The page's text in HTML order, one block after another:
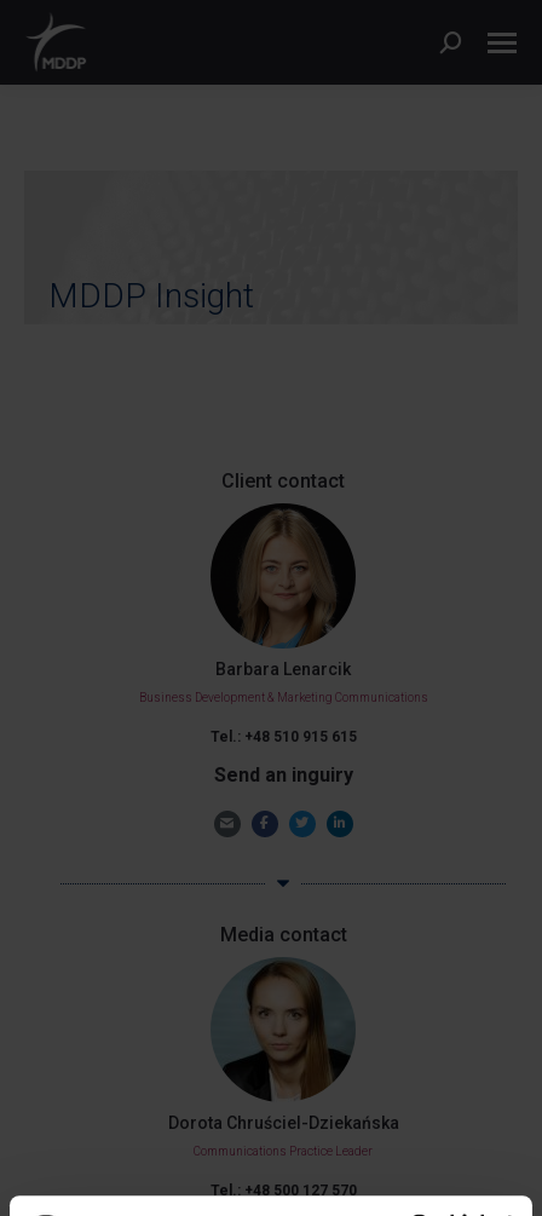
MDDP Insight
Client contact
Barbara Lenarcik
Business Development & Marketing Communications
Tel.: +48 510 915 615
Send an inguiry
Media contact
Dorota Chruściel-Dziekańska
Communications Practice Leader
Tel.: +48 500 127 570